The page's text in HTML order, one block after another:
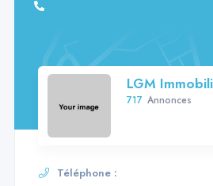
LGM
717 Annonces
Téléphone :